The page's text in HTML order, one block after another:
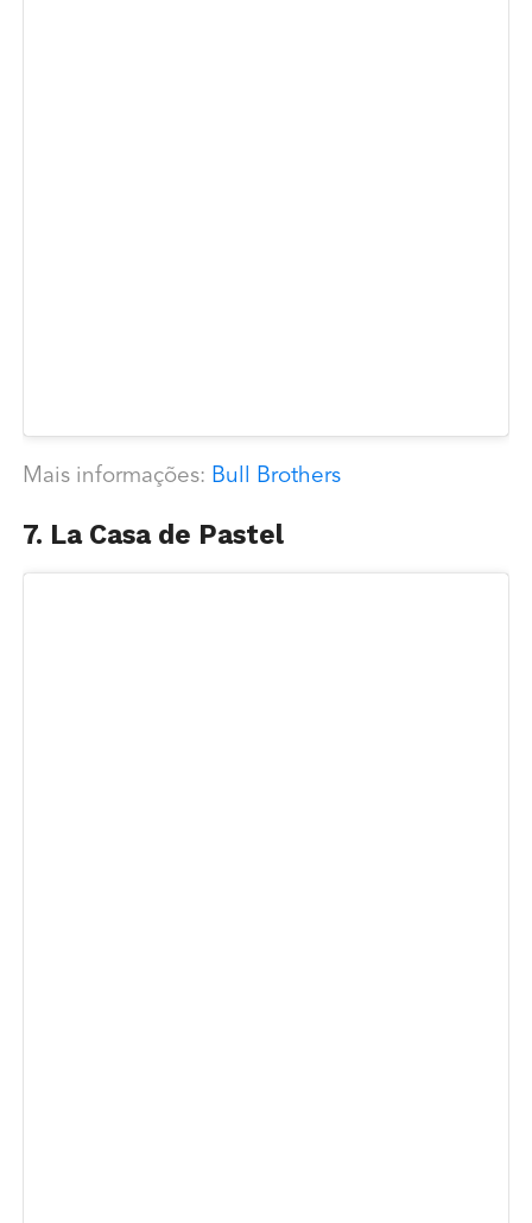
Mais informações: Bull Brothers
7. La Casa de Pastel